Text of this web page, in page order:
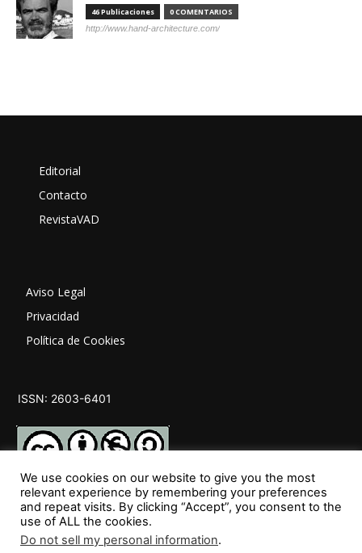
46 Publicaciones 0 COMENTARIOS
http://www.hand-architecture.com/
Editorial
Contacto
RevistaVAD
Aviso Legal
Privacidad
Política de Cookies
ISSN: 2603-6401
SÍGUENOS
We use cookies on our website to give you the most
relevant experience by remembering your preferences
and repeat visits. By clicking “Accept”, you consent to the
use of ALL the cookies.
Do not sell my personal information.